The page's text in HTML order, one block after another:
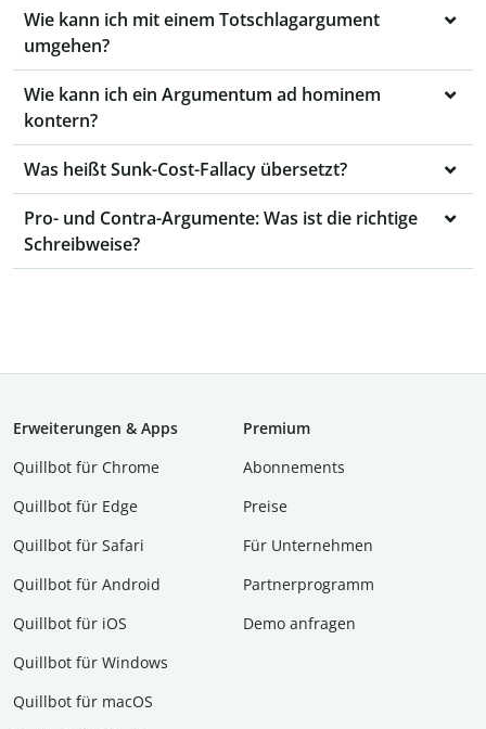
Wie kann ich mit einem Totschlagargument
umgehen?
Wie kann ich ein Argumentum ad hominem
kontern?
Was heißt Sunk-Cost-Fallacy übersetzt?
Pro- und Contra-Argumente: Was ist die richtige
Schreibweise?
Erweiterungen & Apps
Quillbot für Chrome
Quillbot für Edge
Quillbot für Safari
Quillbot für Android
Quillbot für iOS
Quillbot für Windows
Quillbot für macOS
Premium
Abon­ne­ments
Preise
Für Unternehmen
Partnerprogramm
Demo anfragen